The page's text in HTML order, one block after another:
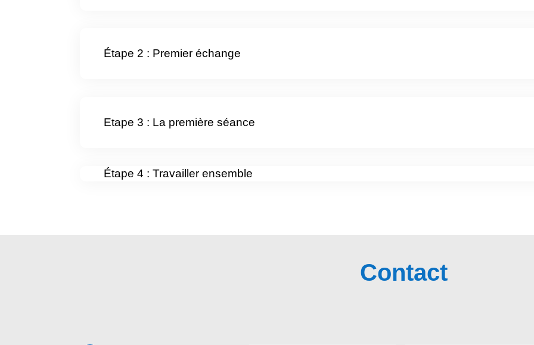
Étape 2 : Premier échange
Etape 3 : La première séance
Étape 4 : Travailler ensemble
Contact